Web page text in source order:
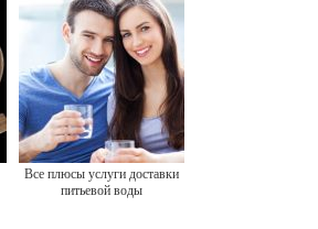
Все плюсы услуги доставки
питьевой воды